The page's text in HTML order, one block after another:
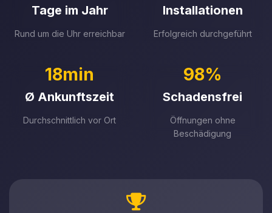
Tage im Jahr
Rund um die Uhr erreichbar
Installationen
Erfolgreich durchgeführt
18min
Ø Ankunftszeit
Durchschnittlich vor Ort
98%
Schadensfrei
Öffnungen ohne
Beschädigung